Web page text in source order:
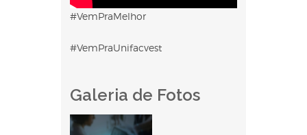
#VemPraMelhor
#VemPraUnifacvest
Galeria de Fotos